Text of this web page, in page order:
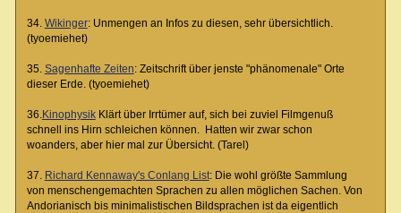
34. Wikinger: Unmengen an Infos zu diesen, sehr übersichtlich.
(tyoemiehet)
35. Sagenhafte Zeiten: Zeitschrift über jenste "phänomenale" Orte
dieser Erde. (tyoemiehet)
36.KinophysikKlärt über Irrtümer auf, sich bei zuviel Filmgenuß
schnell ins Hirn schleichen können. Hatten wir zwar schon
woanders, aber hier mal zur Übersicht. (Tarel)
37. Richard Kennaway's Conlang List: Die wohl größte Sammlung
von menschengemachten Sprachen zu allen möglichen Sachen. Von
Andorianisch bis minimalistischen Bildsprachen ist da eigentlich